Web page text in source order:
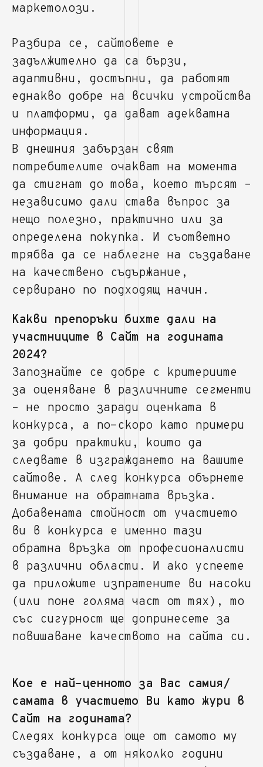
маркетолози.
Разбира се, сайтовете е
задължително да са бързи,
адаптивни, достъпни, да работят
еднакво добре на всички устройства
и платформи, да дават адекватна
информация.
В днешния забързан свят
потребителите очакват на момента
да стигнат до това, което търсят –
независимо дали става въпрос за
нещо полезно, практично или за
определена покупка. И съответно
трябва да се наблегне на създаване
на качествено съдържание,
сервирано по подходящ начин.
Какви препоръки бихте дали на
участниците в Сайт на годината
2024?
Запознайте се добре с критериите
за оценяване в различните сегменти
– не просто заради оценката в
конкурса, а по-скоро като примери
за добри практики, които да
следвате в изграждането на вашите
сайтове. А след конкурса обърнете
внимание на обратната връзка.
Добавената стойност от участието
ви в конкурса е именно тази
обратна връзка от професионалисти
в различни области. И ако успеете
да приложите изпратените ви насоки
(или поне голяма част от тях), то
със сигурност ще допринесете за
повишаване качеството на сайта си.
Кое е най-ценното за Вас самия/
самата в участието Ви като жури в
Сайт на годината?
Следях конкурса още от самото му
създаване, а от няколко години